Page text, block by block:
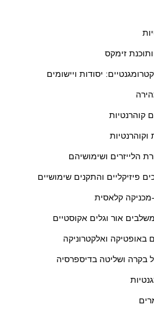
זימקס
יסודות ויישומים
קוהרנטיות
הלייזרים ושימושיהם
פיזיקליים והתקנים שימושיים
קלאסית
אור וגלים אקוסטיים
באופטיקה ואלקטרוניקה
בקרה ושליטה בדיספרסיה